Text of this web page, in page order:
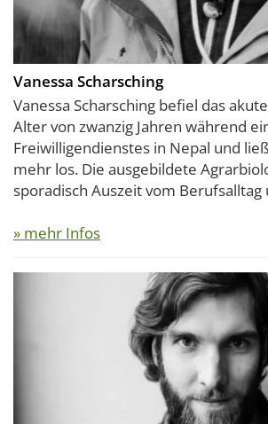
Vanessa Scharsching
Vanessa Scharsching befiel das
Alter von zwanzig Jahren während
Freiwilligendienstes in Nepal und
mehr los. Die ausgebildete
sporadisch Auszeit vom Berufsalltag
» mehr Infos